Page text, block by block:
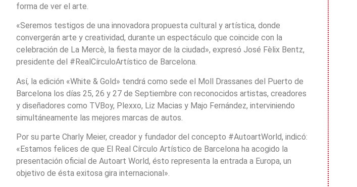
forma de ver el arte.
«Seremos testigos de una innovadora propuesta cultural y artística, donde
convergerán arte y creatividad, durante un espectáculo que coincide con la
celebración de La Mercè, la fiesta mayor de la ciudad», expresó José Fèlix Bentz,
presidente del #RealCírculoArtístico de Barcelona.
Así, la edición «White & Gold» tendrá como sede el Moll Drassanes del Puerto de
Barcelona los días 25, 26 y 27 de Septiembre con reconocidos artistas, creadores
y diseñadores como TVBoy, Plexxo, Liz Macias y Majo Fernández, interviniendo
simultáneamente las mejores marcas de autos.
Por su parte Charly Meier, creador y fundador del concepto #AutoartWorld, indicó:
«Estamos felices de que El Real Círculo Artístico de Barcelona ha acogido la
presentación oficial de Autoart World, ésto representa la entrada a Europa, un
objetivo de ésta exitosa gira internacional».